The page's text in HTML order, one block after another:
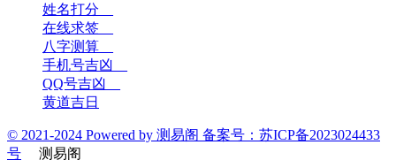
姓名打分__
在线求签__
八字测算__
手机号吉凶__
QQ号吉凶__
黄道吉日
© 2021-2024 Powered by 测易阁 备案号：苏ICP备2023024433
号 测易阁